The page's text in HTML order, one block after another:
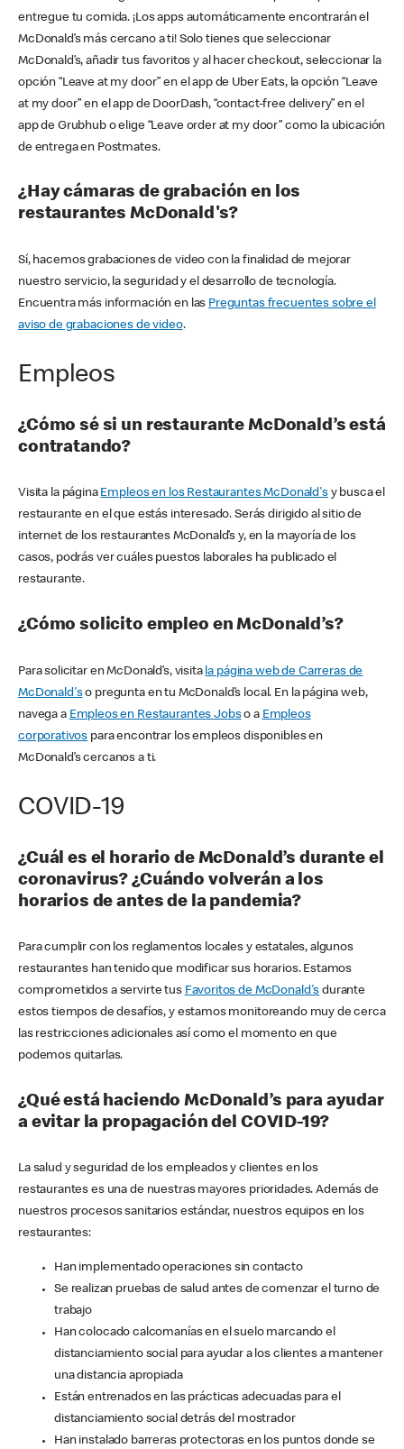
entregue tu comida. ¡Los apps automáticamente encontrarán el
McDonald’s más cercano a ti! Solo tienes que seleccionar
McDonald’s, añadir tus favoritos y al hacer checkout, seleccionar la
opción “Leave at my door” en el app de Uber Eats, la opción “Leave
at my door” en el app de DoorDash, “contact-free delivery” en el
app de Grubhub o elige “Leave order at my door” como la ubicación
de entrega en Postmates.
¿Hay cámaras de grabación en los
restaurantes McDonald's?
Sí, hacemos grabaciones de video con la finalidad de mejorar
nuestro servicio, la seguridad y el desarrollo de tecnología.
Encuentra más información en las Preguntas frecuentes sobre el
aviso de grabaciones de video.
Empleos
¿Cómo sé si un restaurante McDonald’s está
contratando?
Visita la página Empleos en los Restaurantes McDonald'sy busca el
restaurante en el que estás interesado. Serás dirigido al sitio de
internet de los restaurantes McDonald’s y, en la mayoría de los
casos, podrás ver cuáles puestos laborales ha publicado el
restaurante.
¿Cómo solicito empleo en McDonald’s?
Para solicitar en McDonald’s, visita la página web de Carreras de
McDonald'so pregunta en tu McDonald’s local. En la página web,
navega a Empleos en Restaurantes Jobso a Empleos
corporativos para encontrar los empleos disponibles en
McDonald’s cercanos a ti.
COVID-19
¿Cuál es el horario de McDonald’s durante el
coronavirus? ¿Cuándo volverán a los
horarios de antes de la pandemia?
Para cumplir con los reglamentos locales y estatales, algunos
restaurantes han tenido que modificar sus horarios. Estamos
comprometidos a servirte tus Favoritos de McDonald's durante
estos tiempos de desafíos, y estamos monitoreando muy de cerca
las restricciones adicionales así como el momento en que
podemos quitarlas.
¿Qué está haciendo McDonald’s para ayudar
a evitar la propagación del COVID-19?
La salud y seguridad de los empleados y clientes en los
restaurantes es una de nuestras mayores prioridades. Además de
nuestros procesos sanitarios estándar, nuestros equipos en los
restaurantes:
Han implementado operaciones sin contacto
Se realizan pruebas de salud antes de comenzar el turno de
trabajo
Han colocado calcomanías en el suelo marcando el
distanciamiento social para ayudar a los clientes a mantener
una distancia apropiada
Están entrenados en las prácticas adecuadas para el
distanciamiento social detrás del mostrador
Han instalado barreras protectoras en los puntos donde se